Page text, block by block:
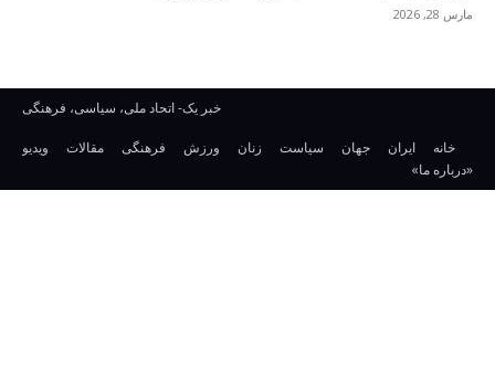
مارس 28, 2026
خبر یک- اتحاد ملی، سیاسی، فرهنگی
خانه ایران جهان سیاست زنان ورزش فرهنگی مقالات
ویدیو
«درباره ما»